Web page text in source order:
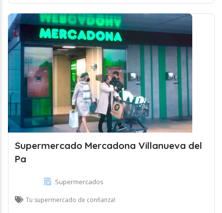
Supermercado Mercadona Villanueva del
Pa
Supermercados
Tu supermercado de confianza!